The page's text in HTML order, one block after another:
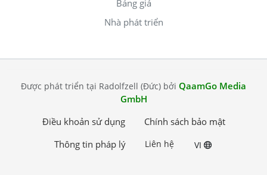
Bảng giá
Nhà phát triển
Được phát triển tại Radolfzell (Đức) bởi QaamGo Media
GmbH
Điều khoản sử dụng
Chính sách bảo mật
Thông tin pháp lý
Liên hệ VI